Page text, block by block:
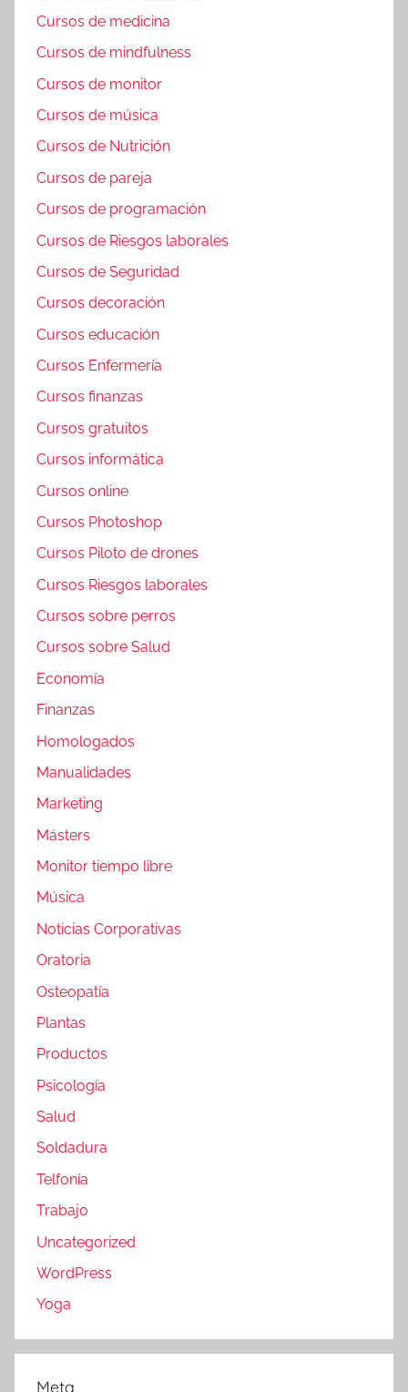
Cursos de medicina
Cursos de mindfulness
Cursos de monitor
Cursos de música
Cursos de Nutrición
Cursos de pareja
Cursos de programación
Cursos de Riesgos laborales
Cursos de Seguridad
Cursos decoración
Cursos educación
Cursos Enfermería
Cursos finanzas
Cursos gratuitos
Cursos informática
Cursos online
Cursos Photoshop
Cursos Piloto de drones
Cursos Riesgos laborales
Cursos sobre perros
Cursos sobre Salud
Economía
Finanzas
Homologados
Manualidades
Marketing
Másters
Monitor tiempo libre
Música
Noticias Corporativas
Oratoria
Osteopatía
Plantas
Productos
Psicología
Salud
Soldadura
Telfonía
Trabajo
Uncategorized
WordPress
Yoga
Meta